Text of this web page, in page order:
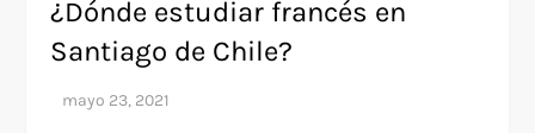
¿Dónde estudiar francés en
Santiago de Chile?